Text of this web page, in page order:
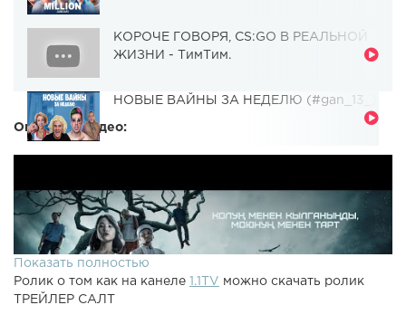
КОРОЧЕ ГОВОРЯ, CS:GO В РЕАЛЬНОЙ
ЖИЗНИ - ТимТим.
НОВЫЕ ВАЙНЫ ЗА НЕДЕЛЮ (#gan_13_)
Описание видео:
Показать полностью
Ролик о том как на канеле 1.1TV можно скачать ролик
ТРЕЙЛЕР САЛТ